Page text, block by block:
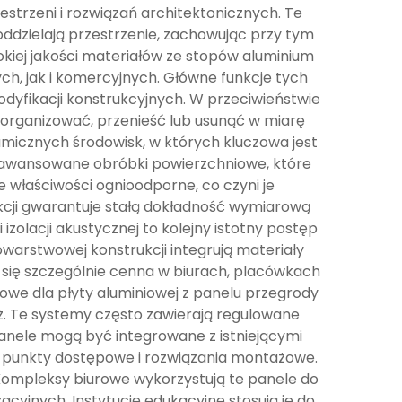
i rozwiązań architektonicznych. Te
przestrzenie, zachowując przy tym
jakości materiałów ze stopów aluminium
jak i komercyjnych. Główne funkcje tych
konstrukcyjnych. W przeciwieństwie
przenieść lub usunąć w miarę
środowisk, w których kluczowa jest
obróbki powierzchniowe, które
ognioodporne, co czyni je
gwarantuje stałą dokładność wymiarową
izolacji akustycznej to kolejny istotny postęp
konstrukcji integrują materiały
szczególnie cenna w biurach, placówkach
dla płyty aluminiowej z panelu przegrody
Te systemy często zawierają regulowane
mogą być integrowane z istniejącymi
dostępowe i rozwiązania montażowe.
biurowe wykorzystują te panele do